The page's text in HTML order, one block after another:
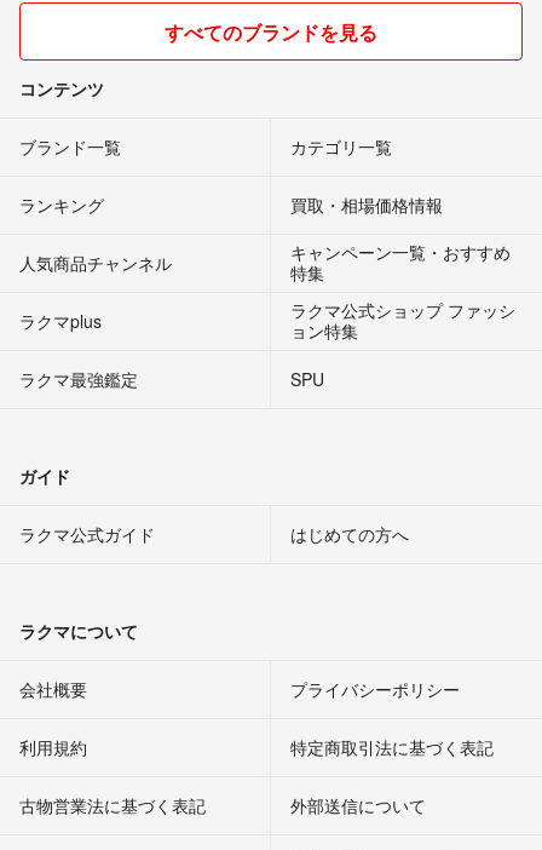
すべてのブランドを見る
コンテンツ
ブランド一覧 カテゴリ一覧
ランキング 買取・相場価格情報
人気商品チャンネル
キャンペーン一覧・おすすめ
特集
ラクマplus
ラクマ公式ショップ ファッシ
ョン特集
ラクマ最強鑑定
SPU
ガイド
ラクマ公式ガイド はじめての方へ
ラクマについて
会社概要 プライバシーポリシー
利用規約 特定商取引法に基づく表記
古物営業法に基づく表記 外部送信について